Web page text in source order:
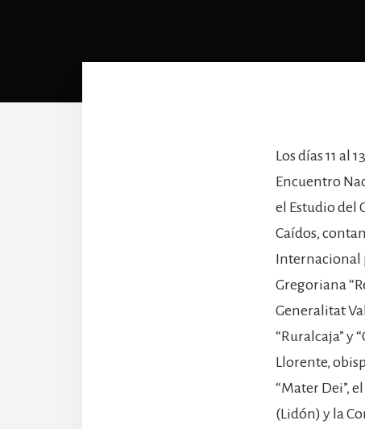
Los días 11 al
Encuentro
el Estudio del
Caídos,
Internacional
Gregoriana
Generalitat
“Ruralcaja” y
Llorente,
“Mater Dei”,
(Lidón) y la